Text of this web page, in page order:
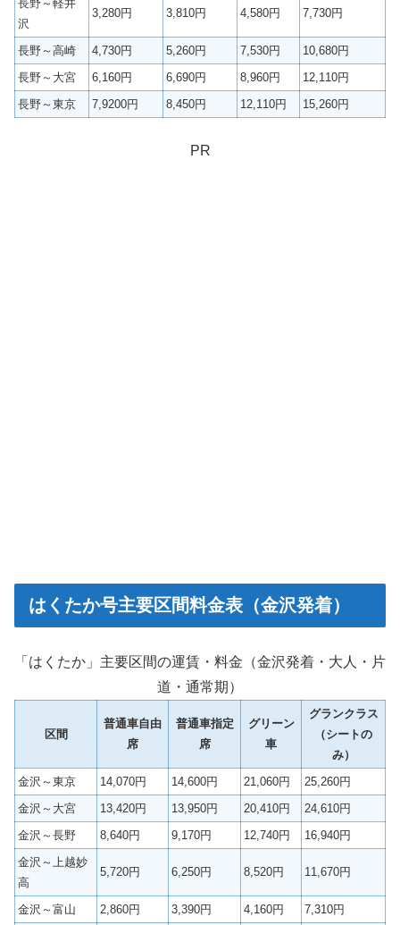
長野～軽井
沢
3,280円 3,810円 4,580円 7,730円
長野～高崎 4,730円 5,260円 7,530円
10,680円
長野～大宮
6,160円 6,690円 8,960円
12,110円
長野～東京
7,9200円 8,450円 12,110円 15,260円
PR
はくたか号主要区間料金表（金沢発着）
「はくたか」主要区間の運賃・料金（金沢発着・大人・片
道・通常期）
区間
普通車自由
席
普通車指定
席
グリーン
車
グランクラス
（シートの
み）
金沢～東京
14,070円 14,600円 21,060円
25,260円
金沢～大宮
13,420円 13,950円 20,410円
24,610円
金沢～長野
8,640円 9,170円 12,740円
16,940円
金沢～上越妙
高
5,720円 6,250円 8,520円 11,670円
金沢～富山 2,860円 3,390円 4,160円
7,310円